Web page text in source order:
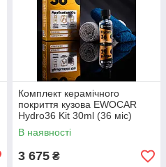
Комплект керамічного
покриття кузова EWOCAR
Hydro36 Kit 30ml (36 міс)
В наявності
3 675 ₴